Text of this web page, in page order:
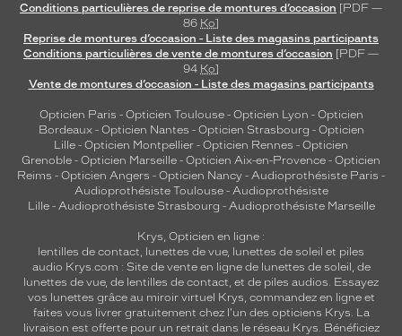
Conditions particulières de reprise de montures d’occasion [PDF —
86 Ko]
Reprise de montures d’occasion - Liste des magasins participants
Conditions particulières de vente de montures d’occasion [PDF —
94 Ko]
Vente de montures d’occasion - Liste des magasins participants
Opticien Paris - Opticien Toulouse- Opticien Lyon - Opticien
Bordeaux- Opticien Nantes - Opticien Strasbourg - Opticien
Lille - Opticien Montpellier - Opticien Rennes - Opticien
Grenoble - Opticien Marseille - Opticien Aix-en-Provence - Opticien
Reims - Opticien Angers - Opticien Nancy - Audioprothésiste Paris -
Audioprothésiste Toulouse- Audioprothésiste
Lille- Audioprothésiste Strasbourg - Audioprothésiste Marseille
Krys, Opticien en ligne :
lentilles de contact, lunettes de vue, lunettes de soleil et piles
audio Krys.com : Site de vente en ligne de lunettes de soleil, de
lunettes de vue, de lentilles de contact, et de piles audios. Essayez
vos lunettes grâce au miroir virtuel Krys, commandez en ligne et
faites vous livrer gratuitement chez l'un des opticiens Krys. La
livraison est offerte pour un retrait dans le réseau Krys. Bénéficiez